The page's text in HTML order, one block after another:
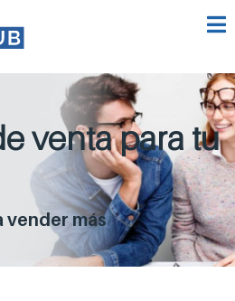
venta para tu
vender más